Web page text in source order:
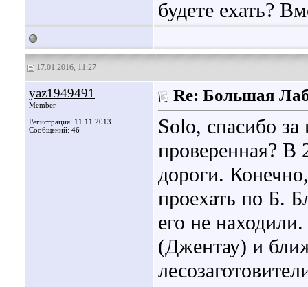
будете ехать?
17.01.2016, 11:27
yaz1949491
Member
Регистрация: 11.11.2013
Сообщений: 46
Re: Большая
Solo, спасибо
проверенная? В
дороги.
проехать по Б.
его не
(Джентау) и